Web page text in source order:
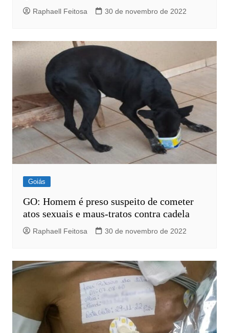
Raphaell Feitosa 30 de novembro de 2022
Goiás
GO: Homem é preso suspeito de cometer
atos sexuais e maus-tratos contra cadela
Raphaell Feitosa 30 de novembro de 2022